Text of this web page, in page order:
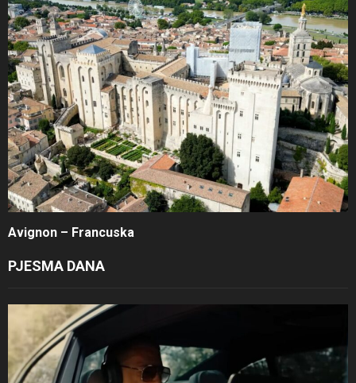
Avignon – Francuska
PJESMA DANA